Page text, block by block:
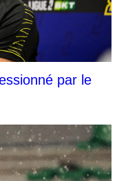
par le